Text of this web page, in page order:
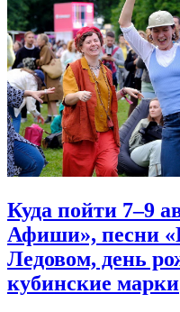
Куда пойти 7–9
Афиши», песни
Ледовом, день
кубинские марки